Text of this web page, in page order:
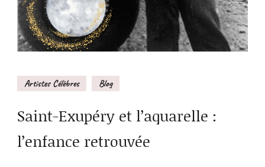
Artistes Célèbres Blog
Saint-Exupéry et l’aquarelle :
l’enfance retrouvée